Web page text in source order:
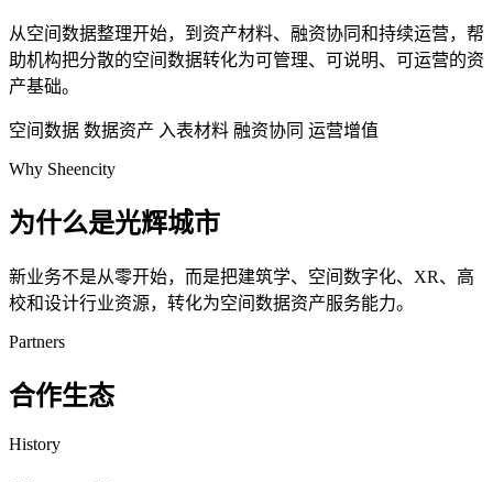
从空间数据整理开始，到资产材料、融资协同和持续运营，帮
助机构把分散的空间数据转化为可管理、可说明、可运营的资
产基础。
空间数据 数据资产 入表材料 融资协同 运营增值
Why Sheencity
为什么是光辉城市
新业务不是从零开始，而是把建筑学、空间数字化、XR、高
校和设计行业资源，转化为空间数据资产服务能力。
Partners
合作生态
History